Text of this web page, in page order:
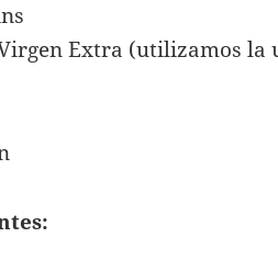
Extra (utilizamos